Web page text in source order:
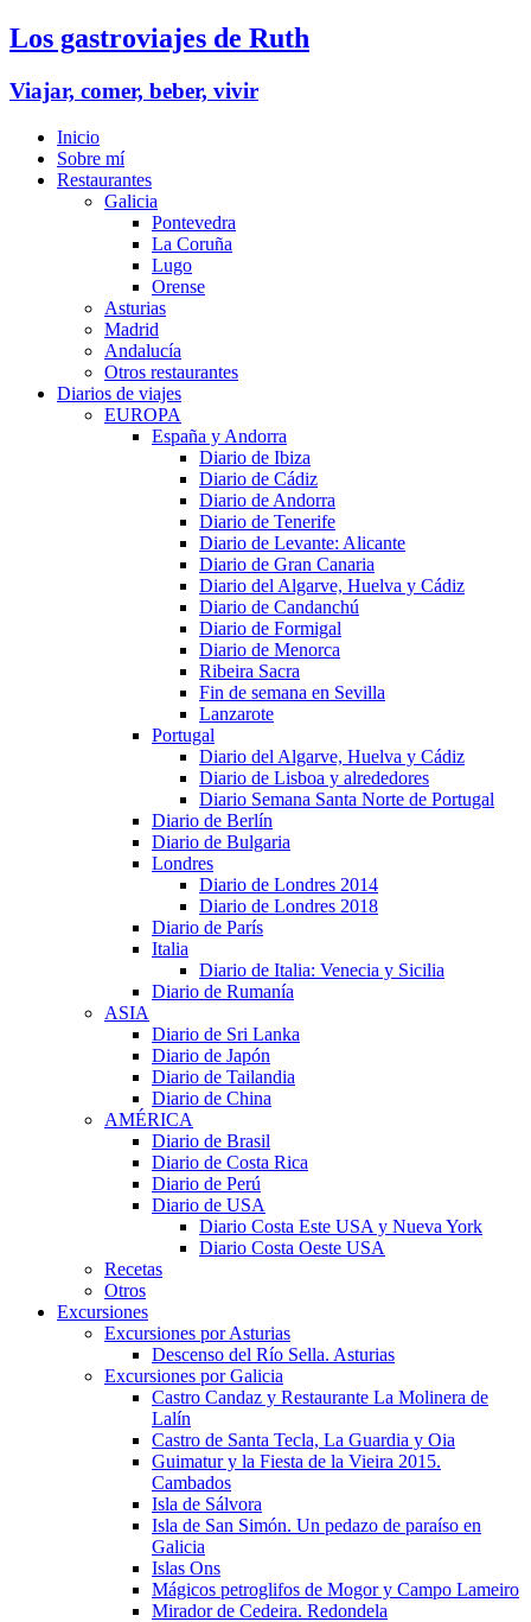
Los gastroviajes de Ruth
Viajar, comer, beber, vivir
Inicio
Sobre mí
Restaurantes
Galicia
Pontevedra
La Coruña
Lugo
Orense
Asturias
Madrid
Andalucía
Otros restaurantes
Diarios de viajes
EUROPA
España y Andorra
Diario de Ibiza
Diario de Cádiz
Diario de Andorra
Diario de Tenerife
Diario de Levante: Alicante
Diario de Gran Canaria
Diario del Algarve, Huelva y Cádiz
Diario de Candanchú
Diario de Formigal
Diario de Menorca
Ribeira Sacra
Fin de semana en Sevilla
Lanzarote
Portugal
Diario del Algarve, Huelva y Cádiz
Diario de Lisboa y alrededores
Diario Semana Santa Norte de Portugal
Diario de Berlín
Diario de Bulgaria
Londres
Diario de Londres 2014
Diario de Londres 2018
Diario de París
Italia
Diario de Italia: Venecia y Sicilia
Diario de Rumanía
ASIA
Diario de Sri Lanka
Diario de Japón
Diario de Tailandia
Diario de China
AMÉRICA
Diario de Brasil
Diario de Costa Rica
Diario de Perú
Diario de USA
Diario Costa Este USA y Nueva York
Diario Costa Oeste USA
Recetas
Otros
Excursiones
Excursiones por Asturias
Descenso del Río Sella. Asturias
Excursiones por Galicia
Castro Candaz y Restaurante La Molinera de
Lalín
Castro de Santa Tecla, La Guardia y Oia
Guimatur y la Fiesta de la Vieira 2015.
Cambados
Isla de Sálvora
Isla de San Simón. Un pedazo de paraíso en
Galicia
Islas Ons
Mágicos petroglifos de Mogor y Campo Lameiro
Mirador de Cedeira. Redondela